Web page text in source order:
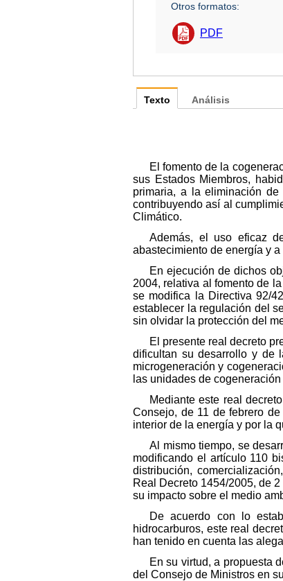
Otros formatos:
PDF
Texto
El fomento de la
sus Estados Miembros,
primaria, a la eliminación
contribuyendo así al
Climático.
Además, el uso eficaz
abastecimiento de energía y
En ejecución de dichos
2004, relativa al fomento de
se modifica la Directiva 92/
establecer la regulación del
sin olvidar la protección del
El presente real decreto
dificultan su desarrollo y de
microgeneración y
las unidades de
Mediante este real
Consejo, de 11 de febrero
interior de la energía y por la
Al mismo tiempo, se
modificando el artículo 110
distribución,
Real Decreto 1454/2005, de
su impacto sobre el medio
De acuerdo con lo
hidrocarburos, este real
han tenido en cuenta las
En su virtud, a propuesta
del Consejo de Ministros en
Análisis